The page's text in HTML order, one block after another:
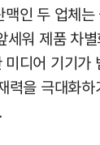
인 두 업체
워 제품 차
디어 기기가
력을 극대화하